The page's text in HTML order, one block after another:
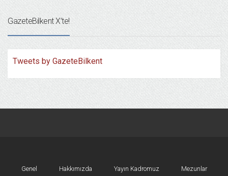
GazeteBilkent X’te!
Tweets by GazeteBilkent
Genel Hakkımızda Yayın Kadromuz Mezunlar